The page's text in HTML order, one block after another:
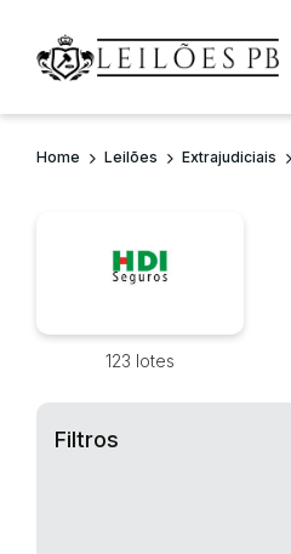
Busca por palavra-chave
Bairro
Home Leilões Extrajudiciais
123 lotes
Filtros